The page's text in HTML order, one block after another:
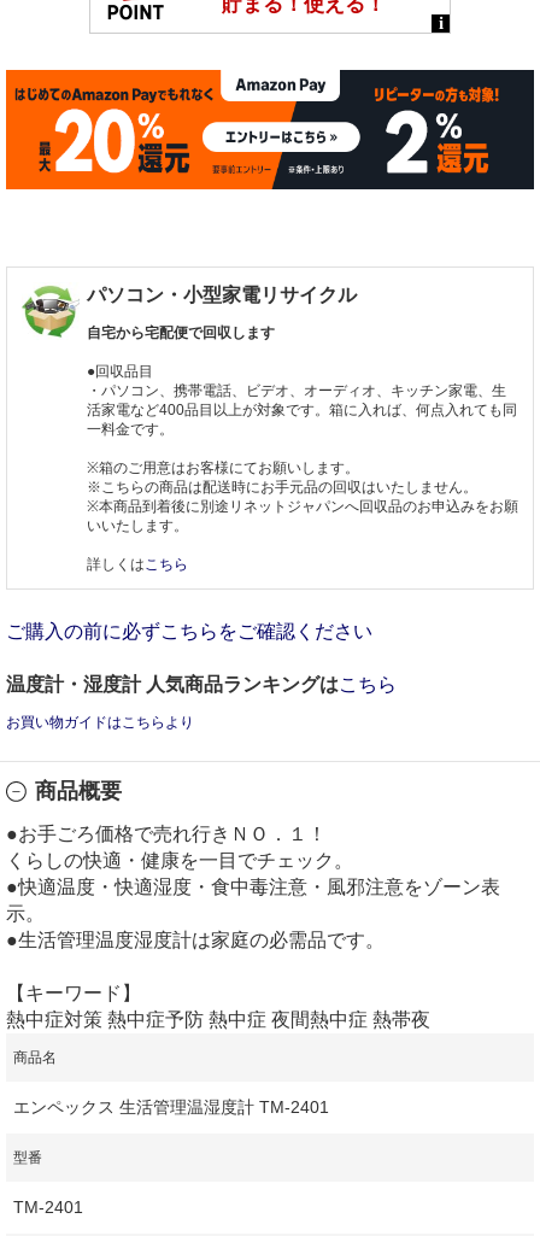
パソコン・小型家電リサイクル
自宅から宅配便で回収します
●回収品目
・パソコン、携帯電話、ビデオ、オーディオ、キッチン家電、生
活家電など400品目以上が対象です。箱に入れば、何点入れても同
一料金です。
※箱のご用意はお客様にてお願いします。
※こちらの商品は配送時にお手元品の回収はいたしません。
※本商品到着後に別途リネットジャパンへ回収品のお申込みをお願
いいたします。
詳しくは こちら
ご購入の前に必ずこちらをご確認ください
温度計・湿度計 人気商品ランキングはこちら
お買い物ガイドはこちらより
商品概要
●お手ごろ価格で売れ行きＮＯ．１！
くらしの快適・健康を一目でチェック。
●快適温度・快適湿度・食中毒注意・風邪注意をゾーン表
示。
●生活管理温度湿度計は家庭の必需品です。
【キーワード】
熱中症対策 熱中症予防 熱中症 夜間熱中症 熱帯夜
商品名
エンペックス 生活管理温湿度計 TM‐2401
型番
TM‐2401